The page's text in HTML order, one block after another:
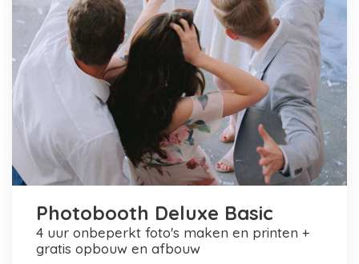
Photobooth Deluxe Basic
4 uur onbeperkt foto's maken en printen +
gratis opbouw en afbouw